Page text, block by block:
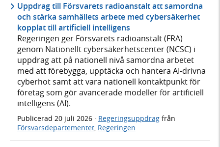
Uppdrag till Försvarets radioanstalt att samordna
och stärka samhällets arbete med cybersäkerhet
kopplat till artificiell intelligens
Regeringen ger Försvarets radioanstalt (FRA)
genom Nationellt cybersäkerhetscenter (NCSC) i
uppdrag att på nationell nivå samordna arbetet
med att förebygga, upptäcka och hantera AI-drivna
cyberhot samt att vara nationell kontaktpunkt för
företag som gör avancerade modeller för artificiell
intelligens (AI).
Publicerad 20 juli 2026 · Regeringsuppdrag från
Försvarsdepartementet, Regeringen